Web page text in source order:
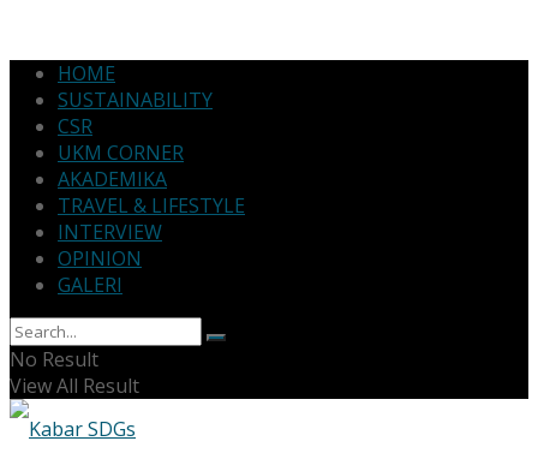
HOME
SUSTAINABILITY
CSR
UKM CORNER
AKADEMIKA
TRAVEL & LIFESTYLE
INTERVIEW
OPINION
GALERI
No Result
View All Result